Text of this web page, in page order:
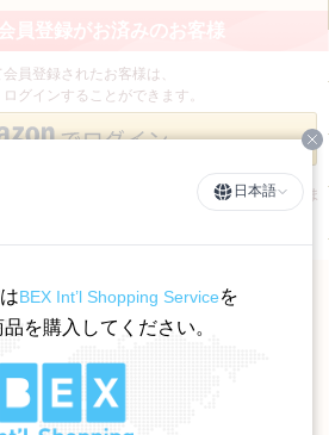
員登録がお済みのお客様
員登録されたお客様は、
グインすることができます。
のページが正常に表示されない場合がございま
日本語
BEX Int’l Shopping Serviceを
を購入してください。